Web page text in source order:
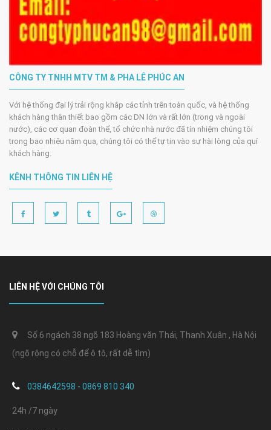
CÔNG TY TNHH MTV TM & PHA LÊ PHÚC AN
Với hệ thống đại lý trải rộng khắp các tỉnh trên toàn quốc, và hệ thống
khách hàng thân thiết bao gồm các DN lớn và rất lớn (trong và ngoài
nước), các cơ quan đoàn thể, tổ chức nhà nước đã tín nhiệm chúng tôi
trong bao nhiêu năm qua, chúng tôi có thể tự tin vào sự hài lòng của quí
khách hàng.
KÊNH THÔNG TIN LIÊN HỆ
LIÊN HỆ VỚI CHÚNG TÔI
Số 6 ngách 38 ngõ 183 Hoàng văn Thái, Thanh Xuân , Hà Nội
(ngõ rộng có chỗ để ô tô, rất dễ tìm)
0384642598 - 0869 810 340
24h /7 ngày